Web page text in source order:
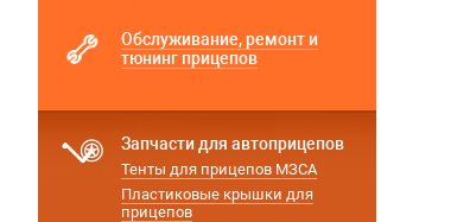
Обслуживание, ремонт и
тюнинг прицепов
Запчасти для автоприцепов
Тенты для прицепов МЗСА
Пластиковые крышки для
прицепов